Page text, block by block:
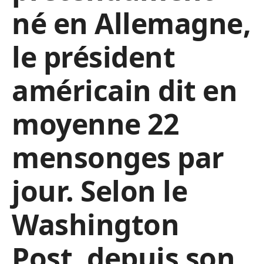
né en Allemagne,
le président
américain dit en
moyenne 22
mensonges par
jour. Selon le
Washington